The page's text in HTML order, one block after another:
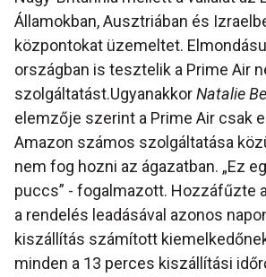
Államokban, Ausztriában és
központokat üzemeltet.
országban is tesztelik a Prime Air
szolgáltatást.UgyanakkorNatalie
elemzője szerint a Prime Air csak
Amazon számos szolgáltatása
nem fog hozni az ágazatban. „Ez
puccs” - fogalmazott. Hozzáfűzte
a rendelés leadásával azonos
kiszállítás számított
minden a 13 perces kiszállítási